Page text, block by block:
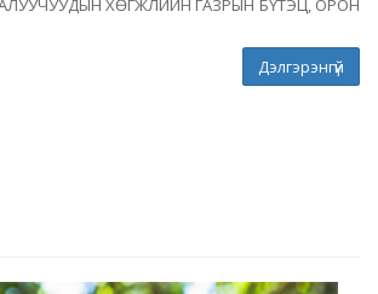
ХӨГЖЛИЙН ГАЗРЫН БҮТЭЦ, ОРОН
Дэлгэрэнгүй